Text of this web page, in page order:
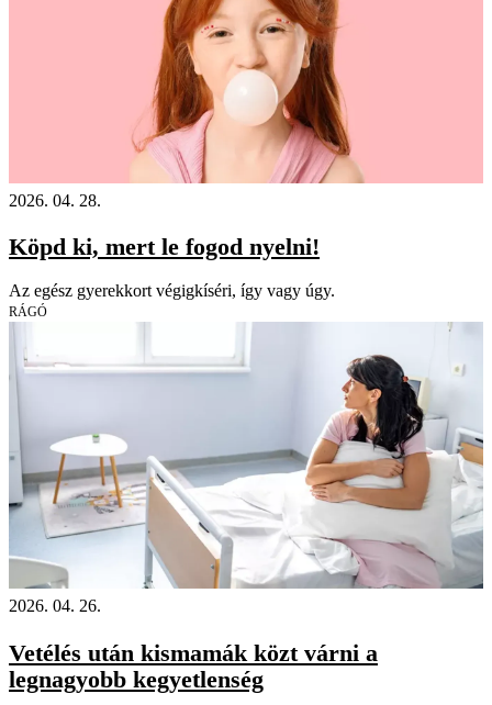
2026. 04. 28.
Köpd ki, mert le fogod nyelni!
Az egész gyerekkort végigkíséri, így vagy úgy.
RÁGÓ
2026. 04. 26.
Vetélés után kismamák közt várni a
legnagyobb kegyetlenség